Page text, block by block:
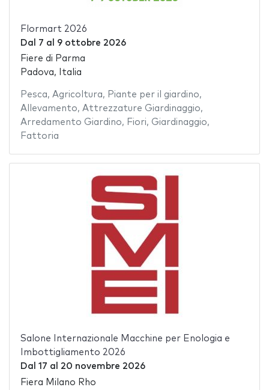
Flormart 2026
Dal 7 al 9 ottobre 2026
Fiere di Parma
Padova, Italia
Pesca, Agricoltura, Piante per il giardino,
Allevamento, Attrezzature Giardinaggio,
Arredamento Giardino, Fiori, Giardinaggio,
Fattoria
Salone Internazionale Macchine per Enologia e
Imbottigliamento 2026
Dal 17 al 20 novembre 2026
Fiera Milano Rho